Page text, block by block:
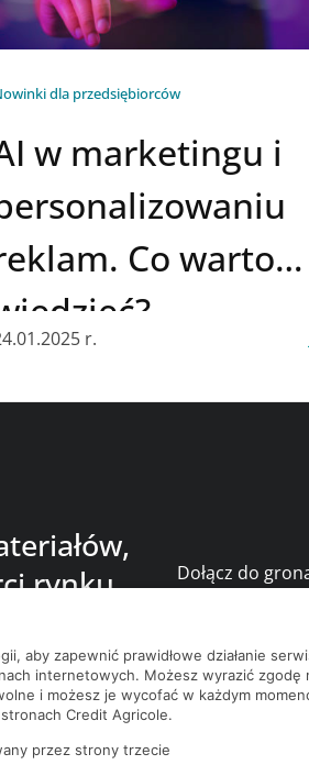
dla przedsiębiorców
w marketingu i
Co warto
r.
rynku
Dołącz do
cookies
aby zapewnić prawidłowe działanie
internetowych. Możesz wyrazić
i możesz je wycofać w każdym
Credit Agricole.
przez strony trzecie